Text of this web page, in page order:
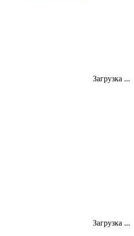
Загрузка ...
Загрузка ...